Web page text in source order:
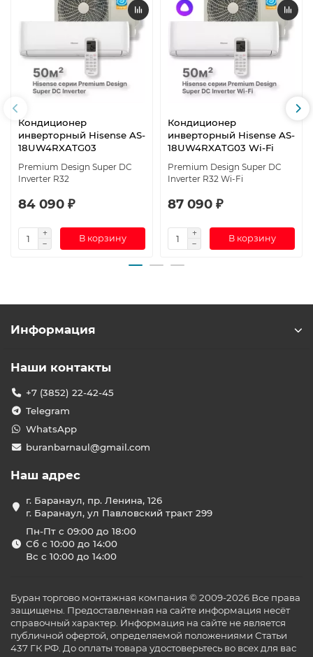
Кондиционер
инверторный Hisense AS-
18UW4RXATG03
Premium Design Super DC
Inverter R32
84 090 ₽
В корзину
Кондиционер
инверторный Hisense AS-
18UW4RXATG03 Wi-Fi
Premium Design Super DC
Inverter R32 Wi-Fi
87 090 ₽
В корзину
Информация
Наши контакты
+7 (3852) 22-42-45
Telegram
WhatsApp
buranbarnaul@gmail.com
Наш адрес
г. Баранаул, пр. Ленина, 126
г. Баранаул, ул Павловский тракт 299
Пн-Пт с 09:00 до 18:00
Сб с 10:00 до 14:00
Вс с 10:00 до 14:00
Буран торгово монтажная компания © 2009-2026 Все права
защищены. Предоставленная на сайте информация несёт
справочный характер. Информация на сайте не является
публичной офертой, определяемой положениями Статьи
437 ГК РФ. До оплаты товара удостоверьтесь во всех для вас